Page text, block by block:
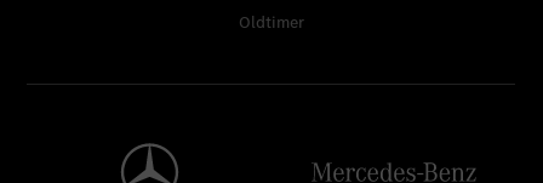
Oldtimer